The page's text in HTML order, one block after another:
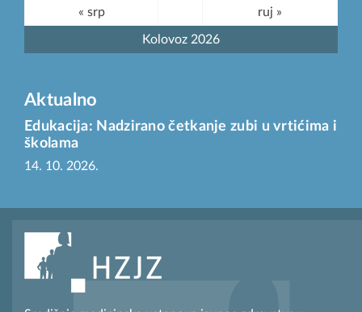
Kolovoz 2026
« srp ruj »
Aktualno
Edukacija: Nadzirano četkanje zubi u vrtićima i
školama
14. 10. 2026.